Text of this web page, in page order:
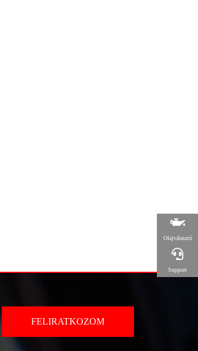
Olajválasztó
Support